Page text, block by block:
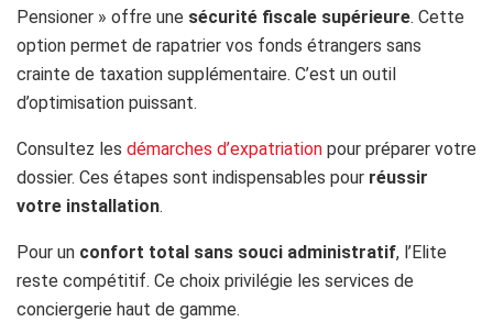
Pensioner » offre une sécurité fiscale supérieure. Cette
option permet de rapatrier vos fonds étrangers sans
crainte de taxation supplémentaire. C’est un outil
d’optimisation puissant.
Consultez les démarches d’expatriation pour préparer votre
dossier. Ces étapes sont indispensables pour réussir
votre installation.
Pour un confort total sans souci administratif, l’Elite
reste compétitif. Ce choix privilégie les services de
conciergerie haut de gamme.